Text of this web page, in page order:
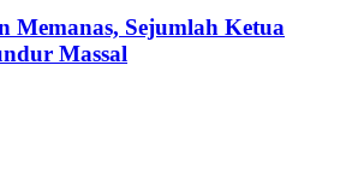
Memanas, Sejumlah Ketua
Massal